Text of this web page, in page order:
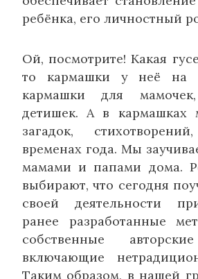
ребёнка, его личностный
Ой, посмотрите! Какая
то кармашки у неё на
кармашки для
детишек. А в кармашках
загадок,
временах года. Мы
мамами и папами дома.
выбирают, что сегодня
своей деятельности
ранее разработанные
собственные
включающие
Таким образом, в нашей